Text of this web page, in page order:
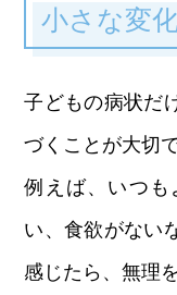
小さな変
子どもの病状だ
づくことが大切で
例えば、いつも
い、食欲がない
感じたら、無理